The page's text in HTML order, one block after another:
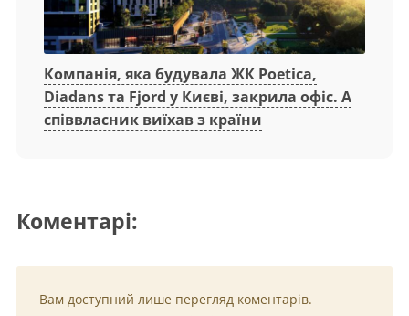
Компанія, яка будувала ЖК Poetica,
Diadans та Fjord у Києві, закрила офіс. А
співвласник виїхав з країни
Коментарі:
Вам доступний лише перегляд коментарів.